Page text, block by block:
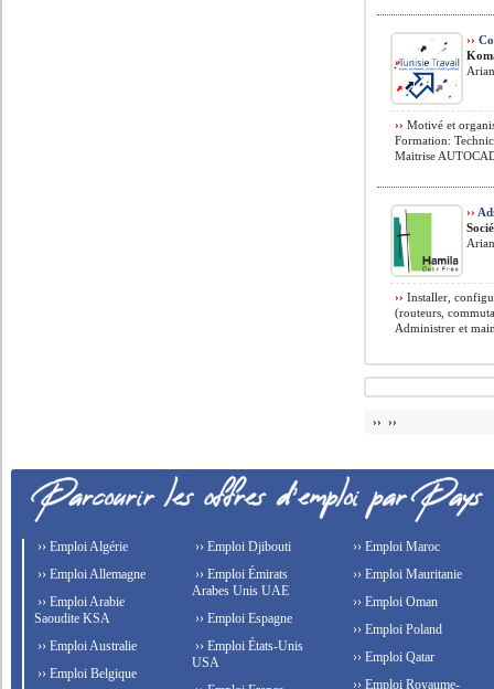
››
›› Motivé et
Formation:
Maitrise
››
›› Installer,
(routeurs,
Administrer et
›› ››
›› Emploi Algérie
›› Emploi Allemagne
›› Emploi Arabie
Saoudite KSA
›› Emploi Australie
›› Emploi Belgique
›› Emploi Djibouti
›› Emploi Émirats
Arabes Unis UAE
›› Emploi Espagne
›› Emploi États-Unis
USA
›› Emploi Maroc
›› Emploi Mauritanie
›› Emploi Oman
›› Emploi Poland
›› Emploi Qatar
›› Emploi Royaume-